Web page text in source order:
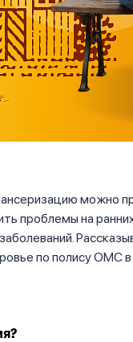
можно
проблемы на
по полису ОМС